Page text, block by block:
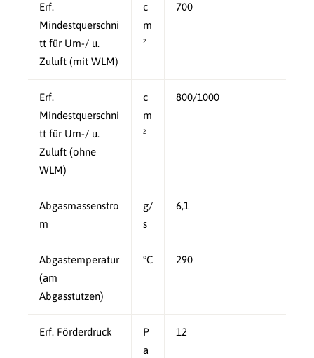
Erf.
Mindestquerschni
tt für Um-/ u.
Zuluft (mit WLM)
c
m
²
700
Erf.
Mindestquerschni
tt für Um-/ u.
Zuluft (ohne
WLM)
c
m
²
800/1000
Abgasmassenstro
m
g/
s
6,1
Abgastemperatur
(am
Abgasstutzen)
°C 290
Erf. Förderdruck
P
a
12